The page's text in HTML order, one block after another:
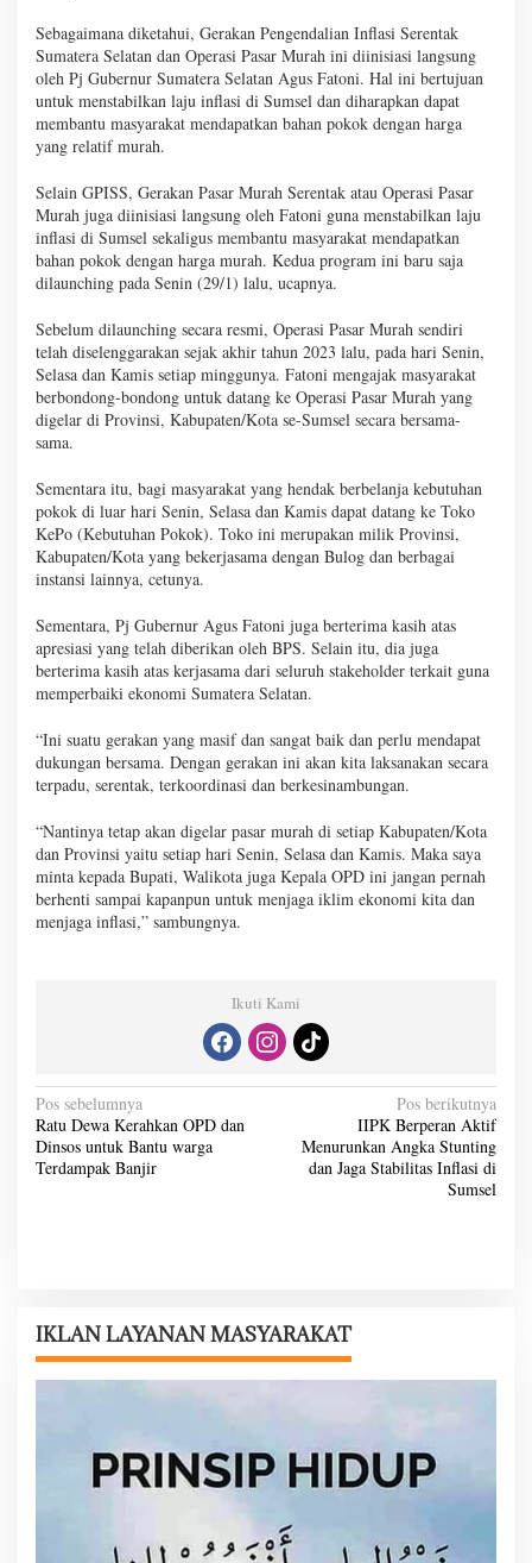
Sebagaimana diketahui, Gerakan Pengendalian Inflasi Serentak
Sumatera Selatan dan Operasi Pasar Murah ini diinisiasi langsung
oleh Pj Gubernur Sumatera Selatan Agus Fatoni. Hal ini bertujuan
untuk menstabilkan laju inflasi di Sumsel dan diharapkan dapat
membantu masyarakat mendapatkan bahan pokok dengan harga
yang relatif murah.
Selain GPISS, Gerakan Pasar Murah Serentak atau Operasi Pasar
Murah juga diinisiasi langsung oleh Fatoni guna menstabilkan laju
inflasi di Sumsel sekaligus membantu masyarakat mendapatkan
bahan pokok dengan harga murah. Kedua program ini baru saja
dilaunching pada Senin (29/1) lalu, ucapnya.
Sebelum dilaunching secara resmi, Operasi Pasar Murah sendiri
telah diselenggarakan sejak akhir tahun 2023 lalu, pada hari Senin,
Selasa dan Kamis setiap minggunya. Fatoni mengajak masyarakat
berbondong-bondong untuk datang ke Operasi Pasar Murah yang
digelar di Provinsi, Kabupaten/Kota se-Sumsel secara bersama-
sama.
Sementara itu, bagi masyarakat yang hendak berbelanja kebutuhan
pokok di luar hari Senin, Selasa dan Kamis dapat datang ke Toko
KePo (Kebutuhan Pokok). Toko ini merupakan milik Provinsi,
Kabupaten/Kota yang bekerjasama dengan Bulog dan berbagai
instansi lainnya, cetunya.
Sementara, Pj Gubernur Agus Fatoni juga berterima kasih atas
apresiasi yang telah diberikan oleh BPS. Selain itu, dia juga
berterima kasih atas kerjasama dari seluruh stakeholder terkait guna
memperbaiki ekonomi Sumatera Selatan.
“Ini suatu gerakan yang masif dan sangat baik dan perlu mendapat
dukungan bersama. Dengan gerakan ini akan kita laksanakan secara
terpadu, serentak, terkoordinasi dan berkesinambungan.
“Nantinya tetap akan digelar pasar murah di setiap Kabupaten/Kota
dan Provinsi yaitu setiap hari Senin, Selasa dan Kamis. Maka saya
minta kepada Bupati, Walikota juga Kepala OPD ini jangan pernah
berhenti sampai kapanpun untuk menjaga iklim ekonomi kita dan
menjaga inflasi,” sambungnya.
Ikuti Kami
N
a
v
i
p
Pos sebelumnya
Ratu Dewa Kerahkan OPD dan
Dinsos untuk Bantu warga
Terdampak Banjir
Pos berikutnya
IIPK Berperan Aktif
Menurunkan Angka Stunting
dan Jaga Stabilitas Inflasi di
Sumsel
IKLAN LAYANAN MASYARAKAT